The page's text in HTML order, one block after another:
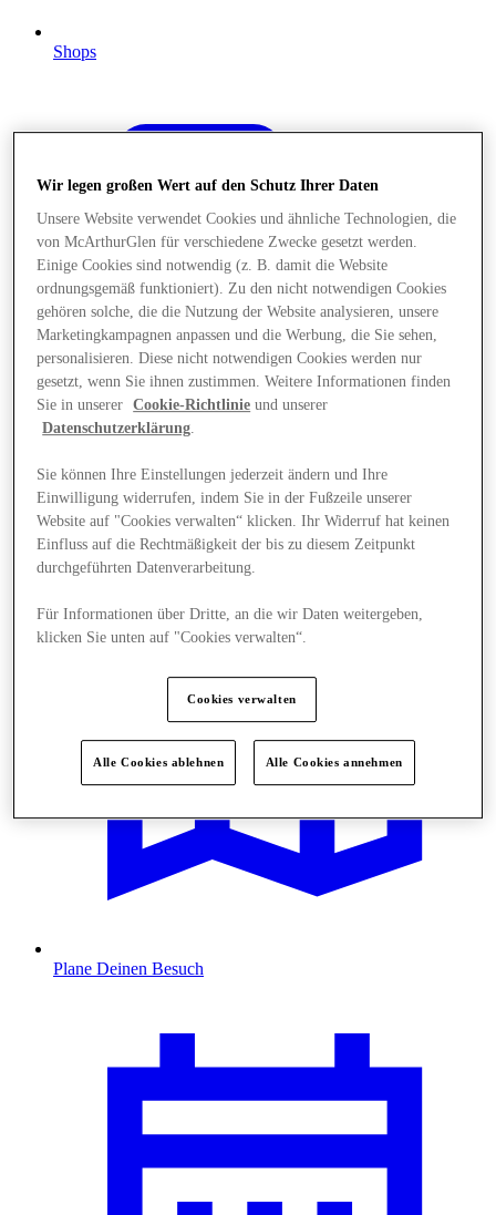
Shops
Angebote
Plane Deinen Besuch
Wir legen großen Wert auf den Schutz Ihrer Daten
Unsere Website verwendet Cookies und ähnliche Technologien, die
von McArthurGlen für verschiedene Zwecke gesetzt werden.
Einige Cookies sind notwendig (z. B. damit die Website
ordnungsgemäß funktioniert). Zu den nicht notwendigen Cookies
gehören solche, die die Nutzung der Website analysieren, unsere
Marketingkampagnen anpassen und die Werbung, die Sie sehen,
personalisieren. Diese nicht notwendigen Cookies werden nur
gesetzt, wenn Sie ihnen zustimmen. Weitere Informationen finden
Sie in unserer
Cookie-Richtlinie und unserer
Datenschutzerklärung.
Sie können Ihre Einstellungen jederzeit ändern und Ihre
Einwilligung widerrufen, indem Sie in der Fußzeile unserer
Website auf "Cookies verwalten“ klicken. Ihr Widerruf hat keinen
Einfluss auf die Rechtmäßigkeit der bis zu diesem Zeitpunkt
durchgeführten Datenverarbeitung.
Für Informationen über Dritte, an die wir Daten weitergeben,
klicken Sie unten auf "Cookies verwalten“.
Cookies verwalten
Alle Cookies ablehnen Alle Cookies annehmen